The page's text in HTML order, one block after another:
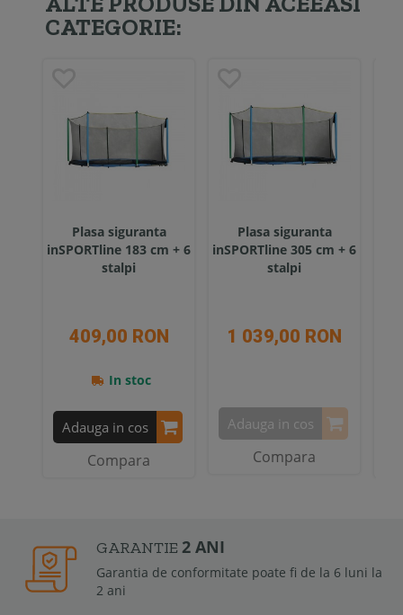
CATEGORIE:
Plasa siguranta
inSPORTline 183 cm + 6
stalpi
409,00 RON
In stoc
Adauga in cos
Compara
Plasa siguranta
inSPORTline 305 cm + 6
stalpi
1 039,00 RON
Adauga in cos
Compara
GARANTIE 2 ANI
Garantia de conformitate poate fi de la 6 luni la
2 ani